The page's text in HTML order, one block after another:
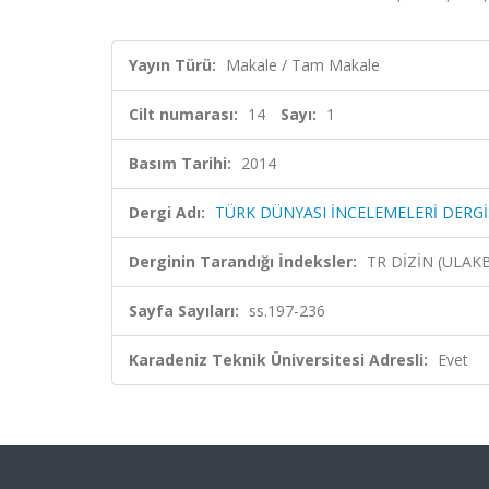
Yayın Türü: Makale / Tam Makale
Cilt numarası: 14 Sayı: 1
Basım Tarihi: 2014
Dergi Adı: TÜRK DÜNYASI İNCELEMELERİ
Derginin Tarandığı İndeksler: TR DİZİN
Sayfa Sayıları: ss.197-236
Karadeniz Teknik Üniversitesi Adresli: Evet